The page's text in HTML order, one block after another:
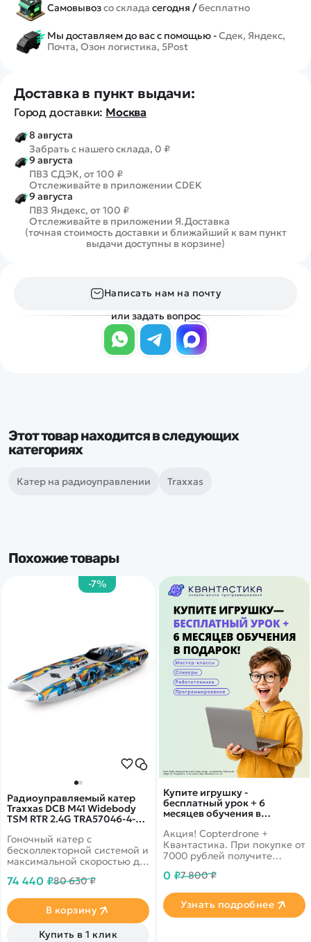
Самовывозсо склада сегодня /бесплатно
Мы доставляем до вас с помощью -Сдек, Яндекс,
Почта, Озон логистика, 5Post
Доставка в пункт выдачи:
Город доставки: Москва
8 августа
Забрать с нашего склада, 0 ₽
9 августа
ПВЗ СДЭК, от 100 ₽
Отслеживайте в приложении CDEK
9 августа
ПВЗ Яндекс, от 100 ₽
Отслеживайте в приложении Я.Доставка
(точная стоимость доставки и ближайший к вам пункт
выдачи доступны в корзине)
Написать нам на почту
или задать вопрос
Этот товар находится в следующих
категориях
Катер на радиоуправлении Traxxas
Похожие товары
Купите игрушку -
бесплатный урок + 6
месяцев обучения в
Акция! Copterdrone +
Квантастика. При покупке от
7000 рублей получите
нашего партнера
0 ₽7 800 ₽
Узнать подробнее
-7%
Радиоуправляемый катер
Traxxas DCB M41 Widebody
TSM RTR 2.4G TRA57046-4-
Гоночный катер с
бесколлекторной системой и
максимальной скоростью до
водяное охлаждение и
заряде аккумулятора
74 440 ₽80 630 ₽
В корзину
Купить в 1 клик